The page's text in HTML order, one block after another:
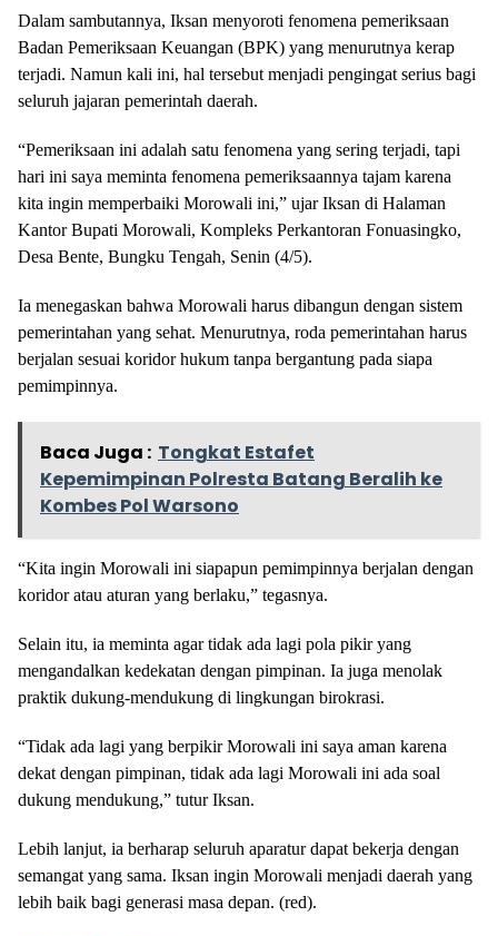
Dalam sambutannya, Iksan menyoroti fenomena pemeriksaan
Badan Pemeriksaan Keuangan (BPK) yang menurutnya kerap
terjadi. Namun kali ini, hal tersebut menjadi pengingat serius bagi
seluruh jajaran pemerintah daerah.
“Pemeriksaan ini adalah satu fenomena yang sering terjadi, tapi
hari ini saya meminta fenomena pemeriksaannya tajam karena
kita ingin memperbaiki Morowali ini,” ujar Iksan di Halaman
Kantor Bupati Morowali, Kompleks Perkantoran Fonuasingko,
Desa Bente, Bungku Tengah, Senin (4/5).
Ia menegaskan bahwa Morowali harus dibangun dengan sistem
pemerintahan yang sehat. Menurutnya, roda pemerintahan harus
berjalan sesuai koridor hukum tanpa bergantung pada siapa
pemimpinnya.
Baca Juga : Tongkat Estafet
Kepemimpinan Polresta Batang Beralih ke
Kombes Pol Warsono
“Kita ingin Morowali ini siapapun pemimpinnya berjalan dengan
koridor atau aturan yang berlaku,” tegasnya.
Selain itu, ia meminta agar tidak ada lagi pola pikir yang
mengandalkan kedekatan dengan pimpinan. Ia juga menolak
praktik dukung-mendukung di lingkungan birokrasi.
“Tidak ada lagi yang berpikir Morowali ini saya aman karena
dekat dengan pimpinan, tidak ada lagi Morowali ini ada soal
dukung mendukung,” tutur Iksan.
Lebih lanjut, ia berharap seluruh aparatur dapat bekerja dengan
semangat yang sama. Iksan ingin Morowali menjadi daerah yang
lebih baik bagi generasi masa depan. (red).